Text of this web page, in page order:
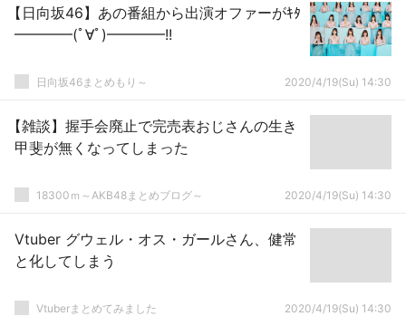
【日向坂46】あの番組から出演オファーがｷﾀ
━━━━(ﾟ∀ﾟ)━━━━!!
日向坂46まとめもり～ 2020/4/19(Su) 14:30
【雑談】握手会廃止で完売表おじさんの生き
甲斐が無くなってしまった
18300ｍ～AKB48まとめブログ～ 2020/4/19(Su) 14:30
Vtuber グウェル・オス・ガールさん、健常
と化してしまう
Vtuberまとめてみました 2020/4/19(Su) 14:30